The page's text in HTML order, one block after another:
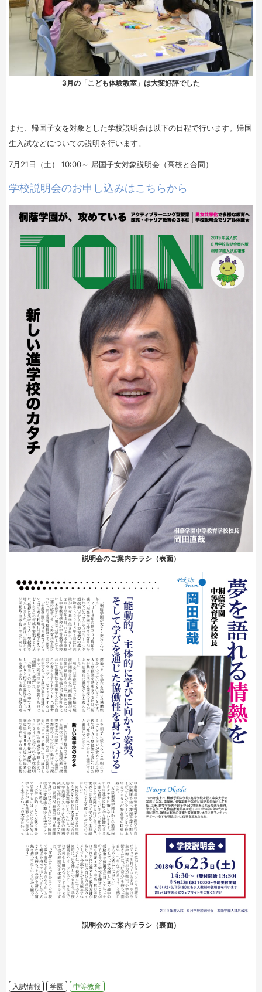
3月の「こども体験教室」は大変好評でした
また、帰国子女を対象とした学校説明会は以下の日程で行います。帰国
生入試などについての説明を行います。
7月21日（土） 10:00～ 帰国子女対象説明会（高校と合同）
学校説明会のお申し込みはこちらから
説明会のご案内チラシ（表面）
説明会のご案内チラシ（裏面）
入試情報 学園 中等教育